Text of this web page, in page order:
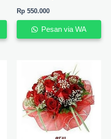
Rp550.000
Pesan via WA